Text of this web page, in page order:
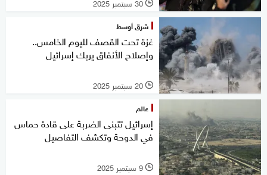
l
شرق أوسط
غزة تحت القصف لليوم الخامس..
وإصلاح الأنفاق يربك إسرائيل
l 20 سبتمبر 2025
عالم
إسرائيل تتبنى الضربة على قادة حماس
في الدوحة وتكشف التفاصيل
l 9 سبتمبر 2025